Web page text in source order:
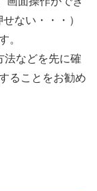
ない・・・）
。
法などを先に確
ることをお勧め